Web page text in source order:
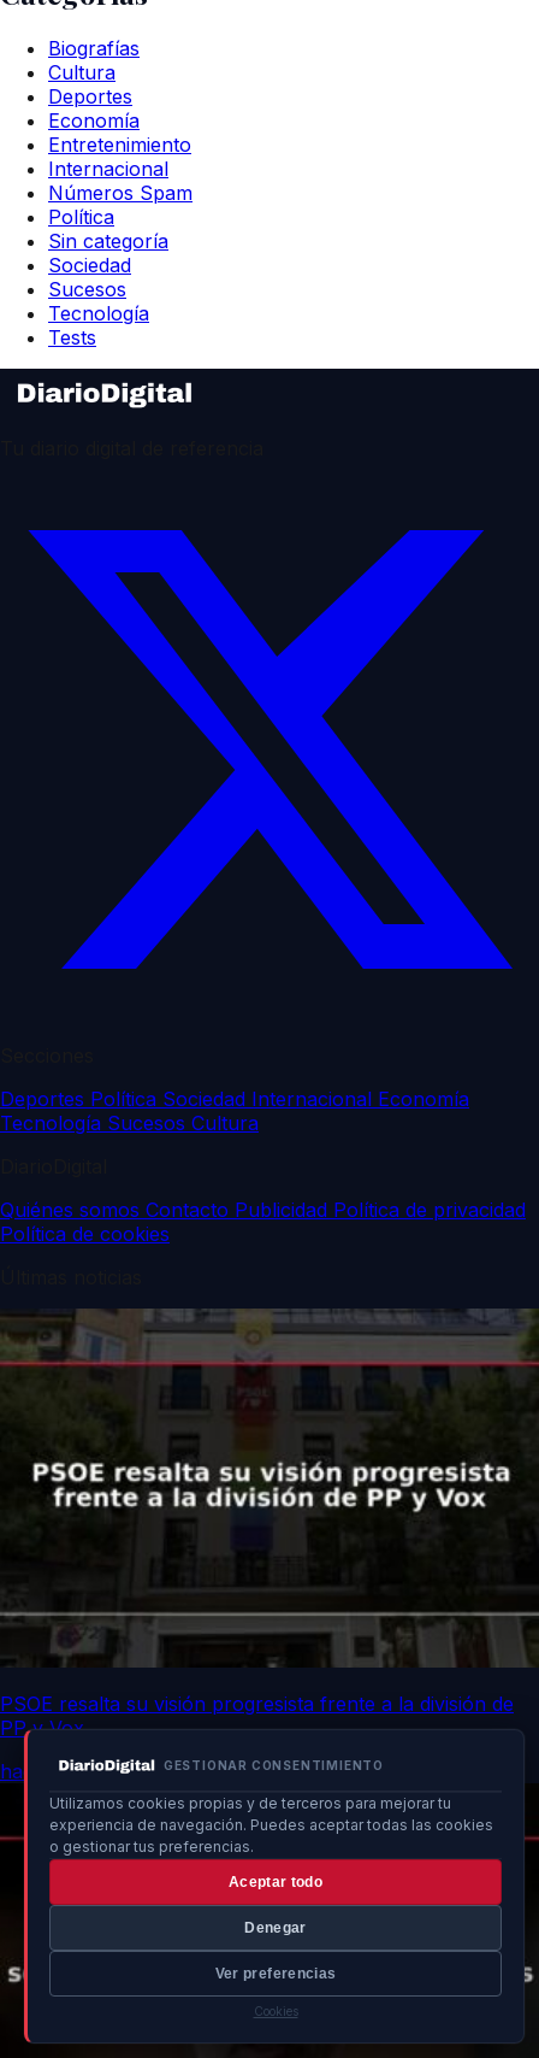
GESTIONAR CONSENTIMIENTO
Utilizamos cookies propias y de terceros para mejorar tu
experiencia de navegación. Puedes aceptar todas las cookies
o gestionar tus preferencias.
Aceptar todo
Denegar
Ver preferencias
Cookies
Biografías
Cultura
Deportes
Economía
Entretenimiento
Internacional
Números Spam
Política
Sin categoría
Sociedad
Sucesos
Tecnología
Tests
Deportes Política Sociedad Internacional Economía
Tecnología Sucesos Cultura
Quiénes somos Contacto Publicidad Política de privacidad
Política de cookies
PSOE resalta su visión progresista frente a la división de
PP y Vox
hace 12h